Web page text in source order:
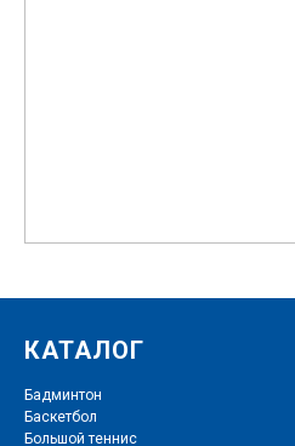
КАТАЛОГ
Бадминтон
Баскетбол
Большой теннис